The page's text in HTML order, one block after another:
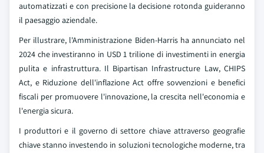
automatizzati e con precisione la decisione rotonda guideranno
il paesaggio aziendale.
Per illustrare, l'Amministrazione Biden-Harris ha annunciato nel
2024 che investiranno in USD 1 trilione di investimenti in energia
pulita e infrastruttura. Il Bipartisan Infrastructure Law, CHIPS
Act, e Riduzione dell'inflazione Act offre sovvenzioni e benefici
fiscali per promuovere l'innovazione, la crescita nell'economia e
l'energia sicura.
I produttori e il governo di settore chiave attraverso geografie
chiave stanno investendo in soluzioni tecnologiche moderne, tra